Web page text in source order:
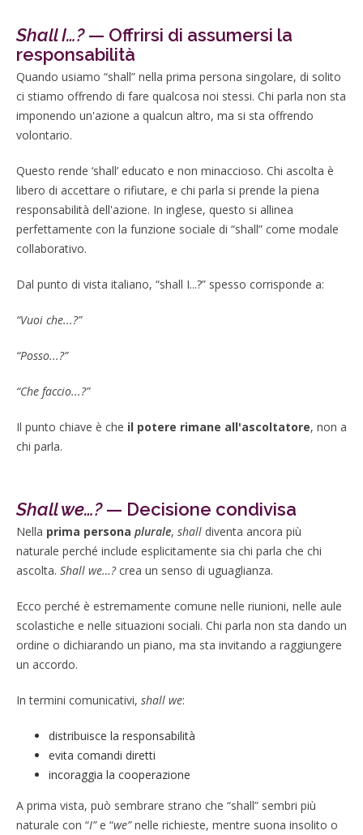
Shall I…?— Offrirsi di assumersi la
responsabilità
Quando usiamo “shall” nella prima persona singolare, di solito
ci stiamo offrendo di fare qualcosa noi stessi. Chi parla non sta
imponendo un'azione a qualcun altro, ma si sta offrendo
volontario.
Questo rende ‘shall’ educato e non minaccioso. Chi ascolta è
libero di accettare o rifiutare, e chi parla si prende la piena
responsabilità dell'azione. In inglese, questo si allinea
perfettamente con la funzione sociale di “shall” come modale
collaborativo.
Dal punto di vista italiano, “shall I...?” spesso corrisponde a:
“Vuoi che...?”
“Posso...?”
“Che faccio...?”
Il punto chiave è che il potere rimane all'ascoltatore, non a
chi parla.
Shall we…?— Decisione condivisa
Nella prima persona plurale, shall diventa ancora più
naturale perché include esplicitamente sia chi parla che chi
ascolta. Shall we…?crea un senso di uguaglianza.
Ecco perché è estremamente comune nelle riunioni, nelle aule
scolastiche e nelle situazioni sociali. Chi parla non sta dando un
ordine o dichiarando un piano, ma sta invitando a raggiungere
un accordo.
In termini comunicativi, shall we:
distribuisce la responsabilità
evita comandi diretti
incoraggia la cooperazione
A prima vista, può sembrare strano che “shall” sembri più
naturale con “I”e “we”nelle richieste, mentre suona insolito o